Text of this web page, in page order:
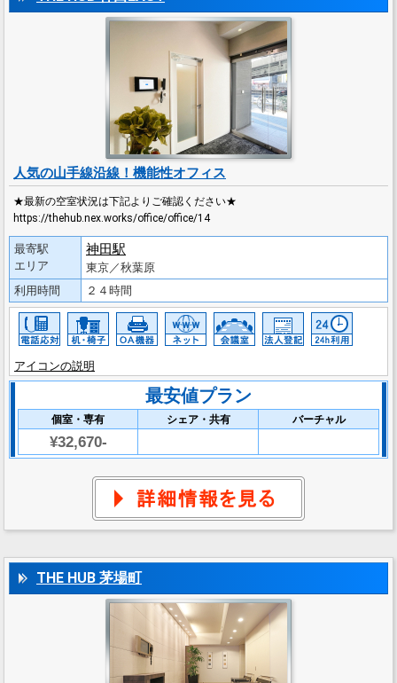
人気の山手線沿線！機能性オフィス
★最新の空室状況は下記よりご確認ください★
https://thehub.nex.works/office/office/14
最寄駅
エリア
神田駅
東京／秋葉原
利用時間
２４時間
アイコンの説明
最安値プラン
個室・専有 シェア・共有 バーチャル
¥32,670-
THE HUB 茅場町